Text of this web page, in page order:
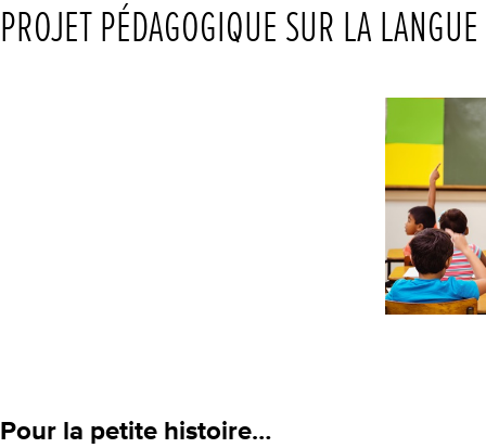
PROJET PÉDAGOGIQUE SUR LA
Pour la petite histoire…